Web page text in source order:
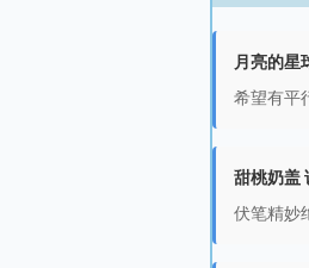
月亮的星
希望有平
甜桃奶盖
伏笔精妙